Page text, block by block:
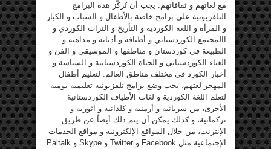
مع لغاتهم و ثقافاتهم. يجب أن تُركّز هذه البرامج
التلفزيونية على برامج خاصة بالأطفال و الشباب و الكبار
و المرأة و اللغة الكوردية و التأريخ و التراث الكوردي و
االمجتمع الكوردستاني و أطيافه و أديانه و مذاهبه و
الطبيعة في كوردستان و مناطقها و الموسيقى و الفن و
الغناء الكوردستاني و الحياة الكوردستانية و السياسة و
أخبار الكورد في مختلف مناطق العالم. لتعليم أطفال
المهجر لغتهم، يجب وضع برامج تلفزيونية تعليمية يومية
لتعلم اللغة الكوردية و لغات الأطياف الكوردستانية
الأخرى، من سريانية و أرمنية و كلدانية و آثورية و
تركمانية، و كذلك يمكن أن يتم ذلك أيضاً عن طريق
الإنترنت، من خلال المواقع الإلكترونية و مواقع الخدمات
الإجتماعية مثل Facebook و Twitter و Skype و Paltalk